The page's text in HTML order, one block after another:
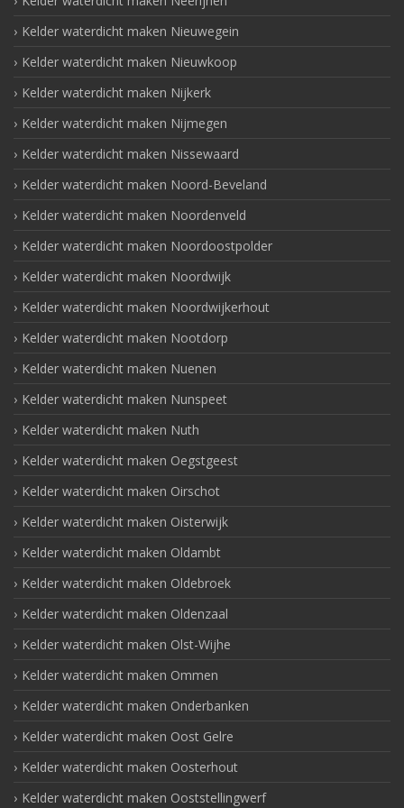
Kelder waterdicht maken Nieuwegein
Kelder waterdicht maken Nieuwkoop
Kelder waterdicht maken Nijkerk
Kelder waterdicht maken Nijmegen
Kelder waterdicht maken Nissewaard
Kelder waterdicht maken Noord-Beveland
Kelder waterdicht maken Noordenveld
Kelder waterdicht maken Noordoostpolder
Kelder waterdicht maken Noordwijk
Kelder waterdicht maken Noordwijkerhout
Kelder waterdicht maken Nootdorp
Kelder waterdicht maken Nuenen
Kelder waterdicht maken Nunspeet
Kelder waterdicht maken Nuth
Kelder waterdicht maken Oegstgeest
Kelder waterdicht maken Oirschot
Kelder waterdicht maken Oisterwijk
Kelder waterdicht maken Oldambt
Kelder waterdicht maken Oldebroek
Kelder waterdicht maken Oldenzaal
Kelder waterdicht maken Olst-Wijhe
Kelder waterdicht maken Ommen
Kelder waterdicht maken Onderbanken
Kelder waterdicht maken Oost Gelre
Kelder waterdicht maken Oosterhout
Kelder waterdicht maken Ooststellingwerf